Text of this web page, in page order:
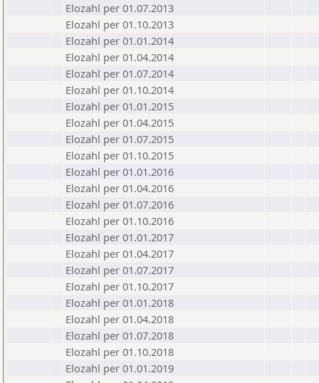
Elozahl per 01.07.2013
Elozahl per 01.10.2013
Elozahl per 01.01.2014
Elozahl per 01.04.2014
Elozahl per 01.07.2014
Elozahl per 01.10.2014
Elozahl per 01.01.2015
Elozahl per 01.04.2015
Elozahl per 01.07.2015
Elozahl per 01.10.2015
Elozahl per 01.01.2016
Elozahl per 01.04.2016
Elozahl per 01.07.2016
Elozahl per 01.10.2016
Elozahl per 01.01.2017
Elozahl per 01.04.2017
Elozahl per 01.07.2017
Elozahl per 01.10.2017
Elozahl per 01.01.2018
Elozahl per 01.04.2018
Elozahl per 01.07.2018
Elozahl per 01.10.2018
Elozahl per 01.01.2019